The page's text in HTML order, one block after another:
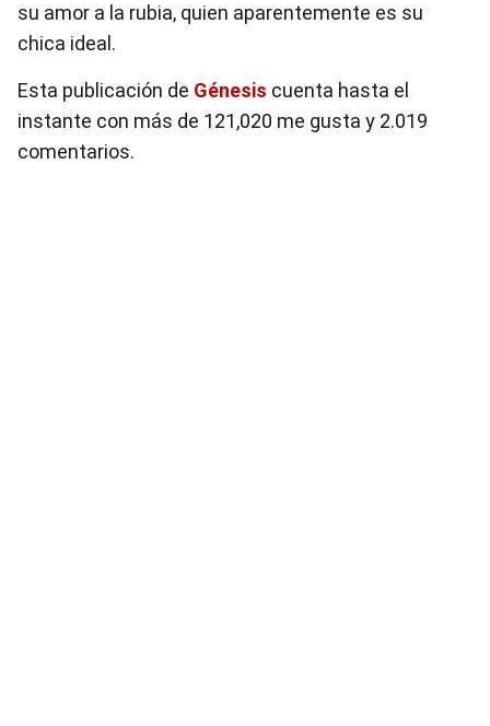
su amor a la rubia, quien aparentemente es su
chica ideal.
Esta publicación de Génesis cuenta hasta el
instante con más de 121,020 me gusta y 2.019
comentarios.